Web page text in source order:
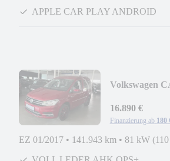
APPLE CAR PLAY ANDROID
Volkswagen
VOLL
16.890 €
Finanzierung ab 180
EZ 01/2017 • 141.943 km • 81 kW (110